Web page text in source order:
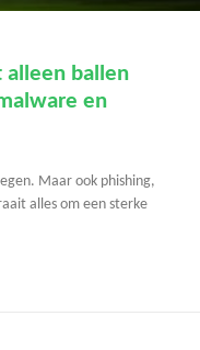
alleen ballen
en
Maar ook phishing,
alles om een sterke